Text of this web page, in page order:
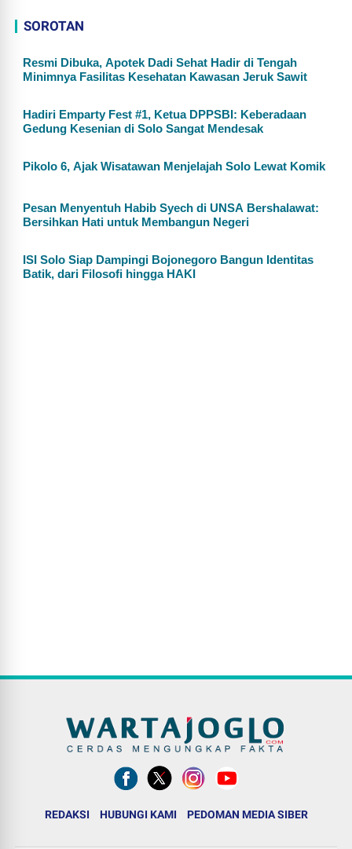
SOROTAN
Resmi Dibuka, Apotek Dadi Sehat Hadir di Tengah
Minimnya Fasilitas Kesehatan Kawasan Jeruk Sawit
Hadiri Emparty Fest #1, Ketua DPPSBI: Keberadaan
Gedung Kesenian di Solo Sangat Mendesak
Pikolo 6, Ajak Wisatawan Menjelajah Solo Lewat Komik
Pesan Menyentuh Habib Syech di UNSA Bershalawat:
Bersihkan Hati untuk Membangun Negeri
ISI Solo Siap Dampingi Bojonegoro Bangun Identitas
Batik, dari Filosofi hingga HAKI
REDAKSI HUBUNGI KAMI PEDOMAN MEDIA SIBER